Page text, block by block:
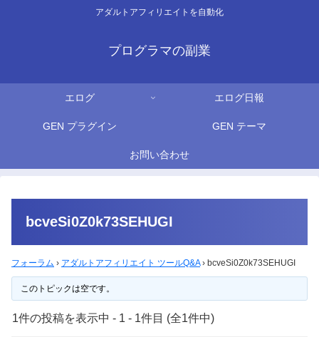
アダルトアフィリエイトを自動化
プログラマの副業
エログ エログ日報
GEN プラグイン GEN テーマ
お問い合わせ
bcveSi0Z0k73SEHUGI
フォーラム › アダルトアフィリエイト ツールQ&A › bcveSi0Z0k73SEHUGI
このトピックは空です。
1件の投稿を表示中 - 1 - 1件目 (全1件中)